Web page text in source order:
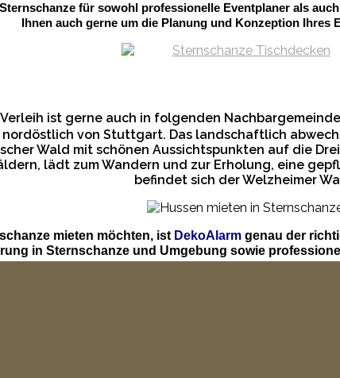
für sowohl professionelle Eventplaner als
Ihnen auch gerne um die Planung und Konzeption Ihres
Verleih ist gerne auch in folgenden
von Stuttgart. Das landschaftlich
Wald mit schönen Aussichtspunkten auf die
lädt zum Wandern und zur Erholung, eine
befindet sich der Welzheimer
mieten möchten, ist DekoAlarm genau der
in Sternschanze und Umgebung sowie